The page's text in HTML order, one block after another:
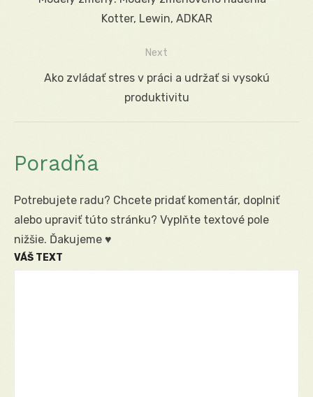
Kotter, Lewin, ADKAR
Next
NextAko zvládať stres v práci a udržať si vysokú
produktivitu
Poradňa
Potrebujete radu? Chcete pridať komentár, doplniť
alebo upraviť túto stránku? Vyplňte textové pole
nižšie. Ďakujeme ♥
VÁŠ TEXT